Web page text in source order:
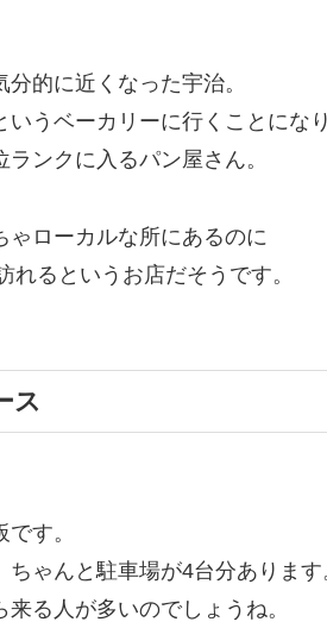
的に近くなった宇治。
うベーカリーに行くことにな
ンクに入るパン屋さん。
ローカルな所にあるのに
れるというお店だそうです。
ス
す。
ゃんと駐車場が4台分あります
る人が多いのでしょうね。